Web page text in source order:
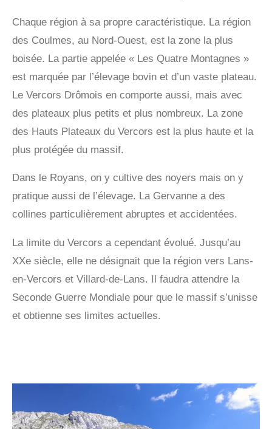
Chaque région à sa propre caractéristique. La région
des Coulmes, au Nord-Ouest, est la zone la plus
boisée. La partie appelée « Les Quatre Montagnes »
est marquée par l’élevage bovin et d’un vaste plateau.
Le Vercors Drômois en comporte aussi, mais avec
des plateaux plus petits et plus nombreux. La zone
des Hauts Plateaux du Vercors est la plus haute et la
plus protégée du massif.
Dans le Royans, on y cultive des noyers mais on y
pratique aussi de l’élevage. La Gervanne a des
collines particulièrement abruptes et accidentées.
La limite du Vercors a cependant évolué. Jusqu’au
XXe siècle, elle ne désignait que la région vers Lans-
en-Vercors et Villard-de-Lans. Il faudra attendre la
Seconde Guerre Mondiale pour que le massif s’unisse
et obtienne ses limites actuelles.